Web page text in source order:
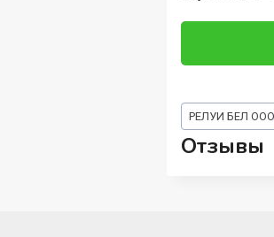
Метки
записи:
РЕЛУИ БЕЛ ООО
Отзывы